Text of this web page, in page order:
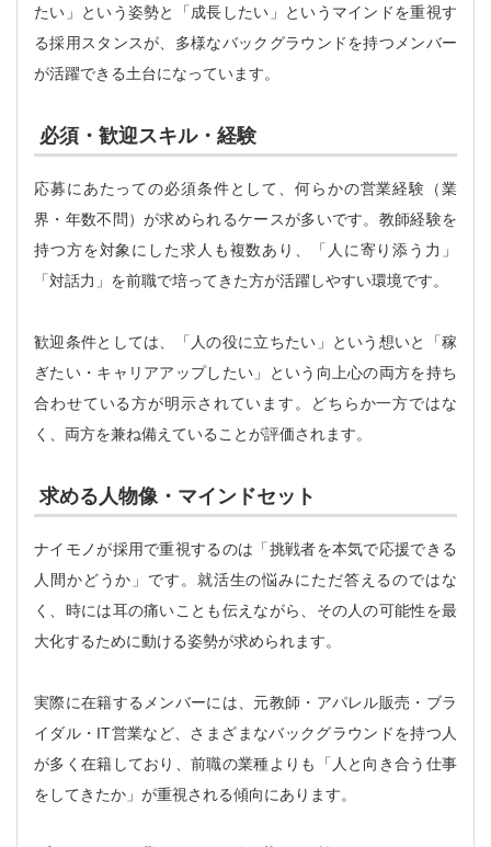
たい」という姿勢と「成長したい」というマインドを重視す
る採用スタンスが、多様なバックグラウンドを持つメンバー
が活躍できる土台になっています。
必須・歓迎スキル・経験
応募にあたっての必須条件として、何らかの営業経験（業
界・年数不問）が求められるケースが多いです。教師経験を
持つ方を対象にした求人も複数あり、「人に寄り添う力」
「対話力」を前職で培ってきた方が活躍しやすい環境です。
歓迎条件としては、「人の役に立ちたい」という想いと「稼
ぎたい・キャリアアップしたい」という向上心の両方を持ち
合わせている方が明示されています。どちらか一方ではな
く、両方を兼ね備えていることが評価されます。
求める人物像・マインドセット
ナイモノが採用で重視するのは「挑戦者を本気で応援できる
人間かどうか」です。就活生の悩みにただ答えるのではな
く、時には耳の痛いことも伝えながら、その人の可能性を最
大化するために動ける姿勢が求められます。
実際に在籍するメンバーには、元教師・アパレル販売・ブラ
イダル・IT営業など、さまざまなバックグラウンドを持つ人
が多く在籍しており、前職の業種よりも「人と向き合う仕事
をしてきたか」が重視される傾向にあります。